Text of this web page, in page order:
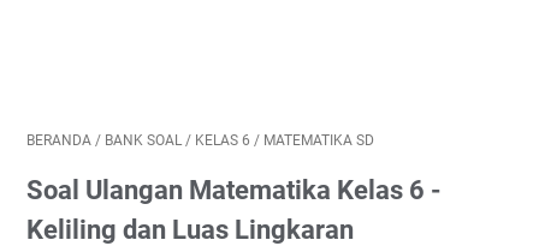
BERANDA / BANK SOAL / KELAS 6 / MATEMATIKA SD
Soal Ulangan Matematika Kelas 6 -
Keliling dan Luas Lingkaran